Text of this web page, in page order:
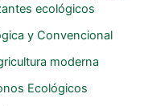
ecológicos
y Convencional
moderna
Ecológicos